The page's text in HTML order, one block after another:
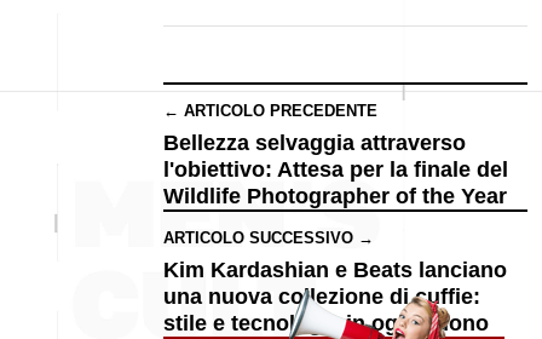
← ARTICOLO PRECEDENTE
Bellezza selvaggia attraverso
l'obiettivo: Attesa per la finale del
Wildlife Photographer of the Year
ARTICOLO SUCCESSIVO →
Kim Kardashian e Beats lanciano
una nuova collezione di cuffie:
stile e tecnologia in ogni suono